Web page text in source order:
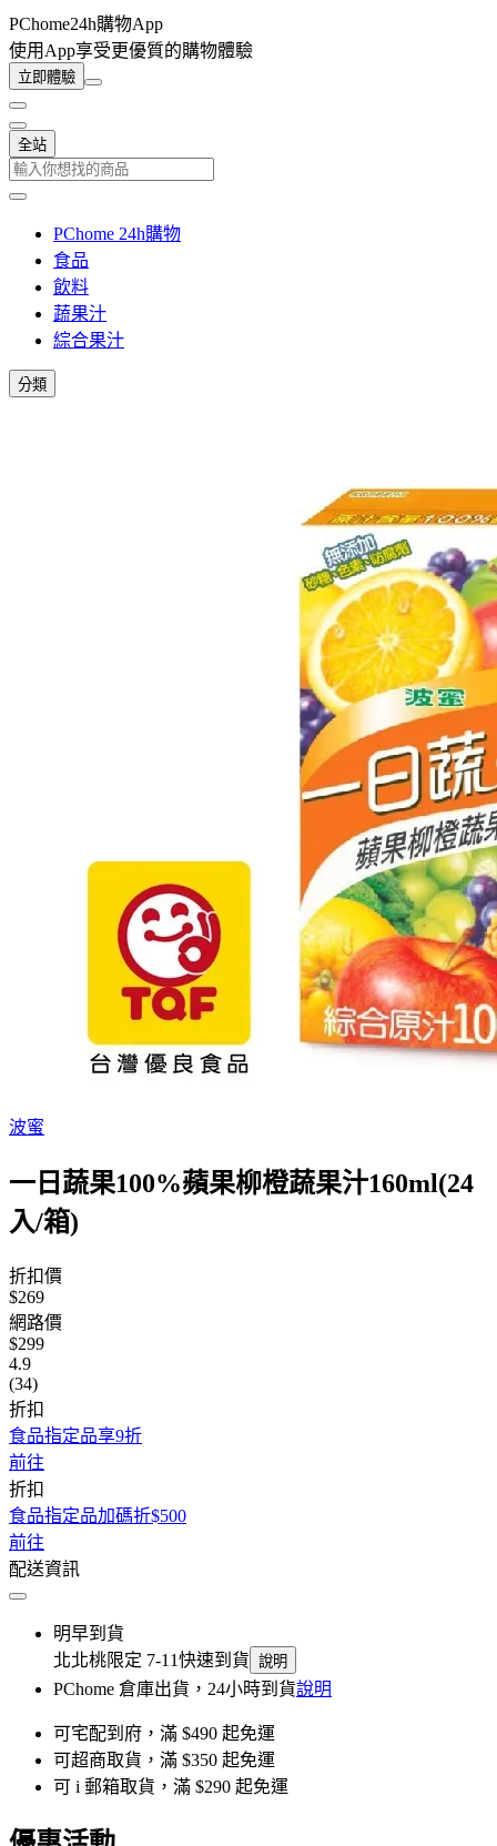
PChome24h購物App
使用App享受更優質的購物體驗
立即體驗
全站
PChome 24h購物
食品
飲料
蔬果汁
綜合果汁
分類
波蜜
一日蔬果100%蘋果柳橙蔬果汁160ml(24
入/箱)
折扣價
$269
網路價
$299
4.9
(34)
折扣
食品指定品享9折
前往
折扣
食品指定品加碼折$500
前往
配送資訊
明早到貨
北北桃限定 7-11快速到貨 說明
PChome 倉庫出貨，24小時到貨說明
可宅配到府，滿 $490 起免運
可超商取貨，滿 $350 起免運
可 i 郵箱取貨，滿 $290 起免運